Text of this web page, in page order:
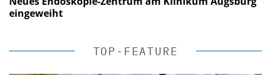
eingeweiht
TOP-FEATURE